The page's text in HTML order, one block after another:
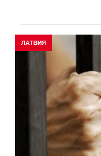
ЛАТВИЯ